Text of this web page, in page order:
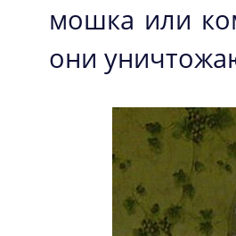
мошка или
они